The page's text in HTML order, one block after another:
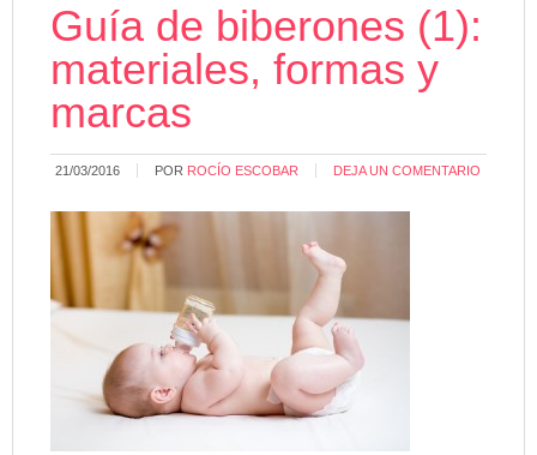
Guía de biberones (1):
materiales, formas y
marcas
21/03/2016 POR ROCÍO ESCOBAR DEJA UN COMENTARIO